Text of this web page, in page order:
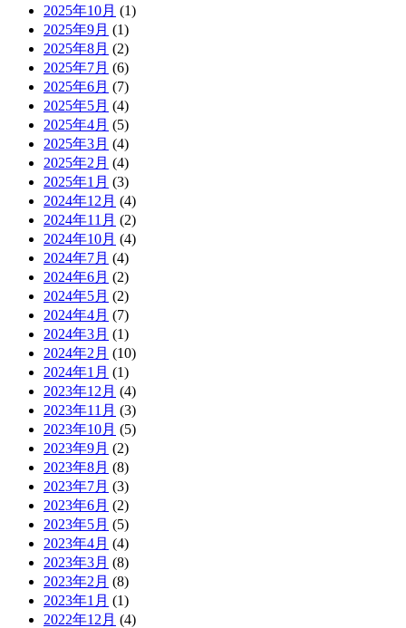
2025年10月 (1)
2025年9月 (1)
2025年8月 (2)
2025年7月 (6)
2025年6月 (7)
2025年5月 (4)
2025年4月 (5)
2025年3月 (4)
2025年2月 (4)
2025年1月 (3)
2024年12月 (4)
2024年11月 (2)
2024年10月 (4)
2024年7月 (4)
2024年6月 (2)
2024年5月 (2)
2024年4月 (7)
2024年3月 (1)
2024年2月 (10)
2024年1月 (1)
2023年12月 (4)
2023年11月 (3)
2023年10月 (5)
2023年9月 (2)
2023年8月 (8)
2023年7月 (3)
2023年6月 (2)
2023年5月 (5)
2023年4月 (4)
2023年3月 (8)
2023年2月 (8)
2023年1月 (1)
2022年12月 (4)